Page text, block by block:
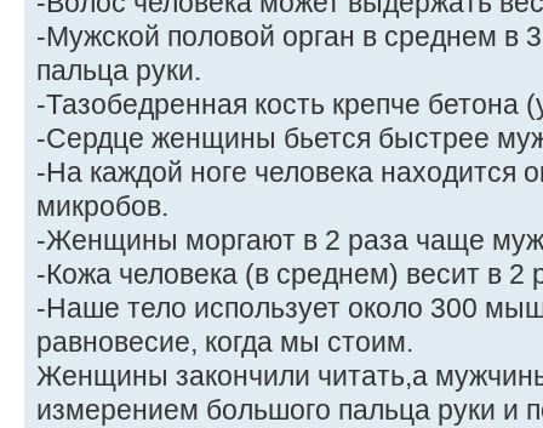
-Мужской половой орган в среднем в
пальца руки.
-Тазобедренная кость крепче бетона
-Сердце женщины бьется быстрее
-На каждой ноге человека находится
микробов.
-Женщины моргают в 2 раза чаще
-Кожа человека (в среднем) весит в 2
-Наше тело использует около 300
равновесие, когда мы стоим.
Женщины закончили читать,а
измерением большого пальца руки и